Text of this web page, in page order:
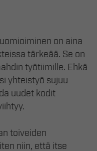
on aina
tärkeää. Se on
työtiimille. Ehkä
yhteistyö sujuu
uudet kodit
toiveiden
niin, että itse